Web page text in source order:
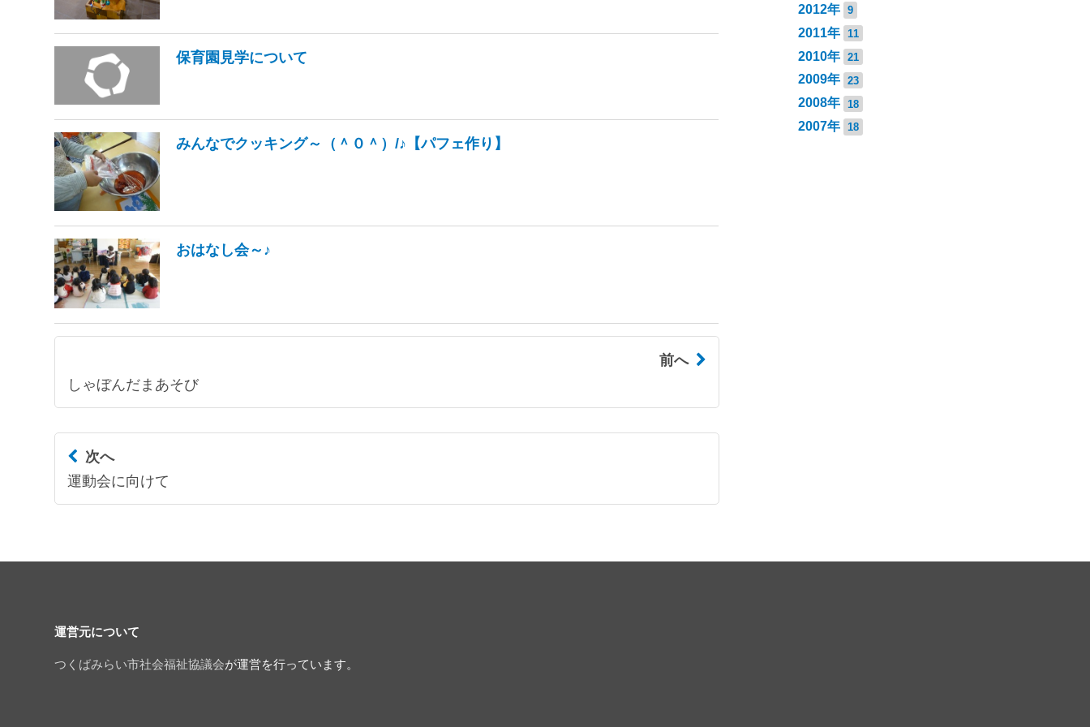
保育園見学について
みんなでクッキング～（＾０＾）/♪【パフェ作り】
おはなし会～♪
前へ
しゃぼんだまあそび
次へ
運動会に向けて
2012年 9
2011年 11
2010年 21
2009年 23
2008年 18
2007年 18
運営元について
つくばみらい市社会福祉協議会が運営を行っています。